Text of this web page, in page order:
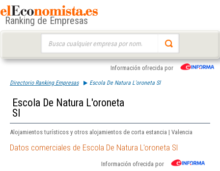
Ranking de Empresas
Información ofrecida por
Directorio Ranking Empresas Escola De Natura L'oroneta Sl
Escola De Natura L'oroneta
Sl
Alojamientos turísticos y otros alojamientos de corta estancia | Valencia
Datos comerciales de Escola De Natura L'oroneta Sl
Información ofrecida por